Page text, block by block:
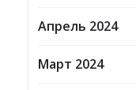
Апрель 2024
Март 2024